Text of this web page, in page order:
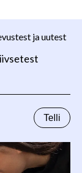
ja uutest